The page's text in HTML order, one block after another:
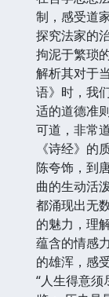
制，感受道
探究法家的
拘泥于繁琐
解析其对于
语》时，我
适的道德准
可道，非常
《诗经》的
陈夸饰，到
曲的生动活
都涌现出无
的魅力，理
蕴含的情感
的雄浑，感
“人生得意